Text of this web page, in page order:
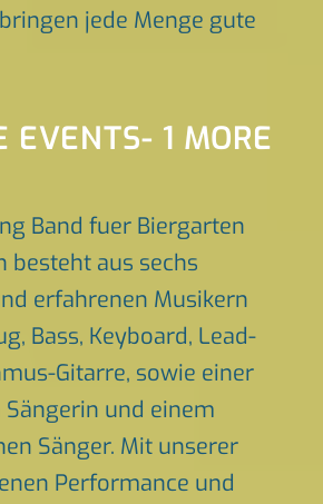
jede Menge gute
EVENTS- 1 MORE
Band fuer Biergarten
besteht aus sechs
erfahrenen Musikern
Bass, Keyboard, Lead-
Gitarre, sowie einer
und einem
Sänger. Mit unserer
Performance und